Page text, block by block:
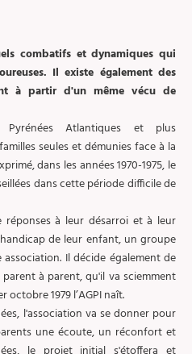
combatifs et dynamiques qui
Il existe également des
à partir d'un même vécu de
Atlantiques et plus
seules et démunies face à la
dans les années 1970-1975, le
dans cette période difficile de
réponses à leur désarroi et à leur
de leur enfant, un groupe
Il décide également de
à parent, qu'il va sciemment
octobre 1979 l’AGPI naît.
l'association va se donner pour
une écoute, un réconfort et